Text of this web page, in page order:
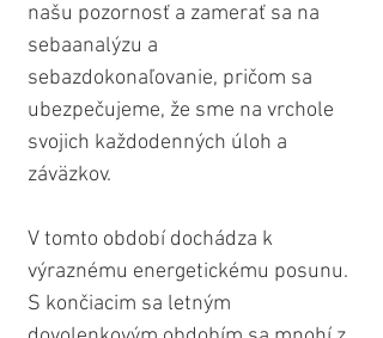
našu pozornosť a zamerať sa na
sebaanalýzu a
sebazdokonaľovanie, pričom sa
ubezpečujeme, že sme na vrchole
svojich každodenných úloh a
záväzkov.
V tomto období dochádza k
výraznému energetickému posunu.
S končiacim sa letným